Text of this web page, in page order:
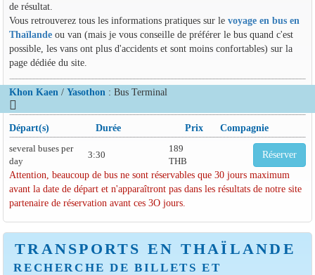
de résultat.
Vous retrouverez tous les informations pratiques sur le voyage en bus en
Thaïlandeou van (mais je vous conseille de préférer le bus quand c'est
possible, les vans ont plus d'accidents et sont moins confortables) sur la
page dédiée du site.
Khon Kaen / Yasothon : Bus Terminal
Départ(s) Durée Prix Compagnie
several buses per
day
3:30
189
THB
Réserver
Attention, beaucoup de bus ne sont réservables que 30 jours maximum
avant la date de départ et n'apparaîtront pas dans les résultats de notre site
partenaire de réservation avant ces 3O jours.
TRANSPORTS EN THAÏLANDE
RECHERCHE DE BILLETS ET